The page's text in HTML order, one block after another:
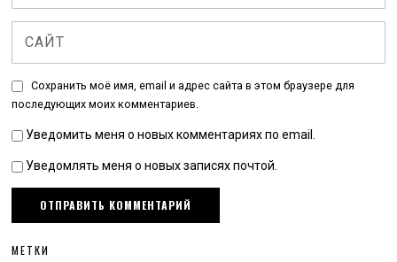
Сохранить моё имя, email и адрес сайта в этом браузере для
последующих моих комментариев.
Уведомить меня о новых комментариях по email.
Уведомлять меня о новых записях почтой.
МЕТКИ